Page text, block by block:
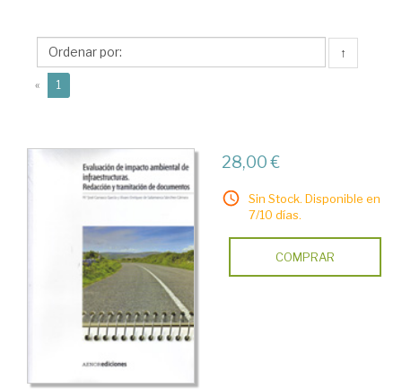
Mª
José
↑
« 1
28,00 €
Sin Stock. Disponible en
7/10 días.
COMPRAR